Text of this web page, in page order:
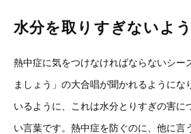
水分を取りすぎないよ
熱中症に気をつけなければならないシー
ましょう」の大合唱が聞かれるようにな
いるように、これは水分とりすぎの害に
い言葉です。熱中症を防ぐのに、他に言